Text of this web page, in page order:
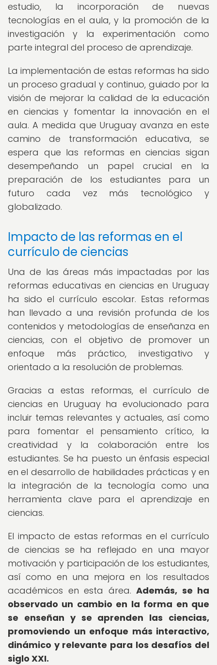
estudio, la incorporación de nuevas
tecnologías en el aula, y la promoción de la
investigación y la experimentación como
parte integral del proceso de aprendizaje.
La implementación de estas reformas ha sido
un proceso gradual y continuo, guiado por la
visión de mejorar la calidad de la educación
en ciencias y fomentar la innovación en el
aula. A medida que Uruguay avanza en este
camino de transformación educativa, se
espera que las reformas en ciencias sigan
desempeñando un papel crucial en la
preparación de los estudiantes para un
futuro cada vez más tecnológico y
globalizado.
Impacto de las reformas en el
currículo de ciencias
Una de las áreas más impactadas por las
reformas educativas en ciencias en Uruguay
ha sido el currículo escolar. Estas reformas
han llevado a una revisión profunda de los
contenidos y metodologías de enseñanza en
ciencias, con el objetivo de promover un
enfoque más práctico, investigativo y
orientado a la resolución de problemas.
Gracias a estas reformas, el currículo de
ciencias en Uruguay ha evolucionado para
incluir temas relevantes y actuales, así como
para fomentar el pensamiento crítico, la
creatividad y la colaboración entre los
estudiantes. Se ha puesto un énfasis especial
en el desarrollo de habilidades prácticas y en
la integración de la tecnología como una
herramienta clave para el aprendizaje en
ciencias.
El impacto de estas reformas en el currículo
de ciencias se ha reflejado en una mayor
motivación y participación de los estudiantes,
así como en una mejora en los resultados
académicos en esta área. Además, se ha
observado un cambio en la forma en que
se enseñan y se aprenden las ciencias,
promoviendo un enfoque más interactivo,
dinámico y relevante para los desafíos del
siglo XXI.